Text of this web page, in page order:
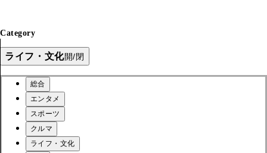
Category
ライフ・文化開/閉
総合
エンタメ
スポーツ
クルマ
ライフ・文化